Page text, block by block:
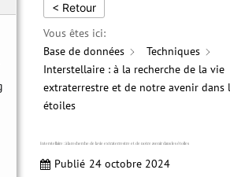
< Retour
Vous êtes ici:
Base de données
Techniques
Interstellaire : à la recherche de la vie
extraterrestre et de notre avenir dans
étoiles
Interstellaire : à la recherche de la vie extraterrestre et de notre avenir dans les étoiles
Publié 24 octobre 2024